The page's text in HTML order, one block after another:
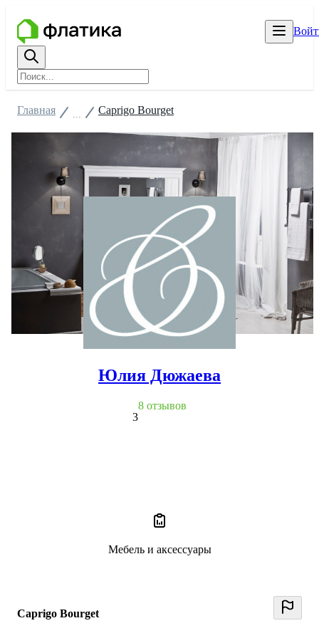
Caprigo Bourget
Главная Caprigo Bourget
Юлия Дюжаева
3
8 отзывов
Мебель и аксессуары